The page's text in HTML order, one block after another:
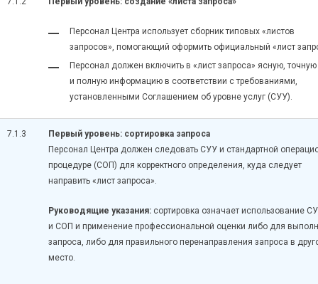
Персонал Центра использует сборник типовых «листов
запросов», помогающий оформить официальный «лист
Персонал должен включить в «лист запроса» ясную, точную
и полную информацию в соответствии с требованиями,
установленными Соглашением об уровне услуг (СУУ).
7.1.3
Первый уровень: сортировка запроса
Персонал Центра должен следовать СУУ и стандартной
процедуре (СОП) для корректного определения, куда следует
направить «лист запроса».
Руководящие указания: сортировка означает использование
и СОП и применение профессиональной оценки либо для
запроса, либо для правильного перенаправления запроса в
место.